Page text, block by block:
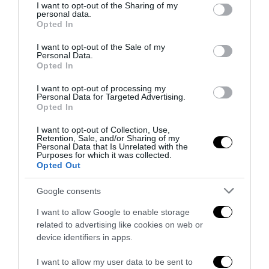
not limited to your visit or usage behaviour. You may click to
grant or deny consent to Google and its third-party tags to
use your data for below specified purposes in below Google
consent section.
I want to opt-out of the Sharing of my
personal data.
Opted In
I want to opt-out of the Sale of my
Personal Data.
Opted In
I want to opt-out of processing my
Personal Data for Targeted Advertising.
Opted In
I want to opt-out of Collection, Use,
Retention, Sale, and/or Sharing of my
Personal Data that Is Unrelated with the
Purposes for which it was collected.
Opted Out
Google consents
I want to allow Google to enable storage
related to advertising like cookies on web or
device identifiers in apps.
I want to allow my user data to be sent to
Thomas ucciso perché bianco: la giustizia rompe il muro
di silenzio